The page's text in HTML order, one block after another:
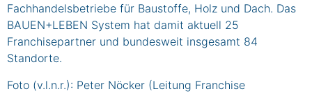
Fachhandelsbetriebe für Baustoffe, Holz und Dach. Das
BAUEN+LEBEN System hat damit aktuell 25
Franchisepartner und bundesweit insgesamt 84
Standorte.
Foto (v.l.n.r.): Peter Nöcker (Leitung Franchise